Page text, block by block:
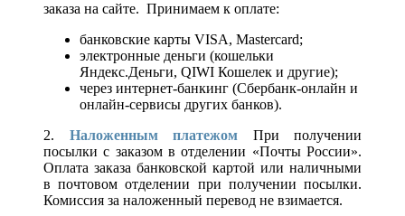
заказа на сайте. Принимаем к оплате:
банковские карты VISA, Mastercard;
электронные деньги (кошельки
Яндекс.Деньги, QIWI Кошелек и другие);
через интернет-банкинг (Сбербанк-онлайн и
онлайн-сервисы других банков).
2. Наложенным платежом При получении
посылки с заказом в отделении «Почты России».
Оплата заказа банковской картой или наличными
в почтовом отделении при получении посылки.
Комиссия за наложенный перевод не взимается.